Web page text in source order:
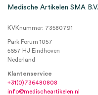
Medische Artikelen SMA B.V.
KVKnummer: 73580791
Park Forum 1057
5657 HJ Eindhoven
Nederland
Klantenservice
+31(0)736480808
info@medischeartikelen.nl